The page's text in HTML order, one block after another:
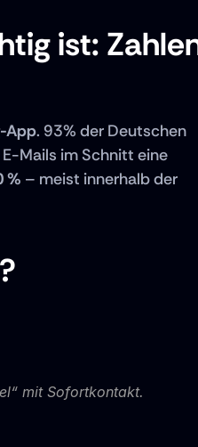
ist:
App. 93% der Deutschen
Mails im Schnitt eine
% – meist innerhalb der
mit Sofortkontakt.